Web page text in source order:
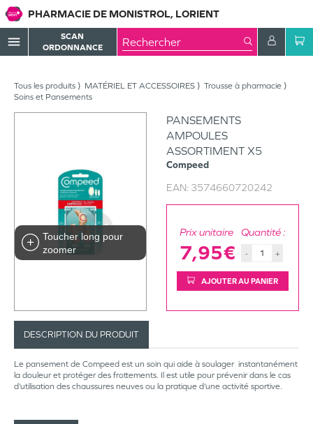
PHARMACIE DE MONISTROL, LORIENT
menu
SCAN
ORDONNANCE
Tous les produits MATÉRIEL ET ACCESSOIRES
Trousse à pharmacie
Soins et Pansements
Toucher long pour
zoomer
PANSEMENTS
AMPOULES
ASSORTIMENT X5
Compeed
EAN: 3574660720242
Prix unitaire
7,95€
Quantité :
- +
AJOUTER AU PANIER
DESCRIPTION DU PRODUIT
Le pansement de Compeed est un soin qui aide à soulager instantanément
la douleur et protéger des frottements. Il est utile pour prévenir dans le cas
d’utilisation des chaussures neuves ou la pratique d’une activité sportive.